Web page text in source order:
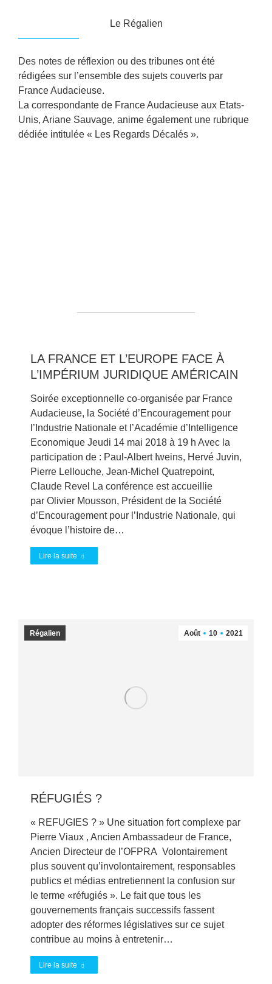
Le Régalien
Des notes de réflexion ou des tribunes ont été
rédigées sur l’ensemble des sujets couverts par
France Audacieuse.
La correspondante de France Audacieuse aux Etats-
Unis, Ariane Sauvage, anime également une rubrique
dédiée intitulée « Les Regards Décalés ».
LA FRANCE ET L’EUROPE FACE À
L’IMPÉRIUM JURIDIQUE AMÉRICAIN
Soirée exceptionnelle co-organisée par France
Audacieuse, la Société d’Encouragement pour
l’Industrie Nationale et l’Académie d’Intelligence
Economique Jeudi 14 mai 2018 à 19 h Avec la
participation de : Paul-Albert Iweins, Hervé Juvin,
Pierre Lellouche, Jean-Michel Quatrepoint,
Claude Revel La conférence est accueillie
par Olivier Mousson, Président de la Société
d’Encouragement pour l’Industrie Nationale, qui
évoque l’histoire de…
Lire la suite
Août 10 2021
Régalien
RÉFUGIÉS ?
« REFUGIES ? » Une situation fort complexe par
Pierre Viaux , Ancien Ambassadeur de France,
Ancien Directeur de l’OFPRA Volontairement
plus souvent qu’involontairement, responsables
publics et médias entretiennent la confusion sur
le terme «réfugiés ». Le fait que tous les
gouvernements français successifs fassent
adopter des réformes législatives sur ce sujet
contribue au moins à entretenir…
Lire la suite